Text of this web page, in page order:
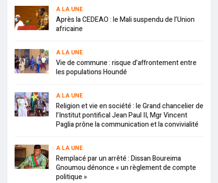
A LA UNE
Après la CEDEAO : le Mali suspendu de l’Union
africaine
A LA UNE
Vie de commune : risque d’affrontement entre
les populations Houndé
A LA UNE
Religion et vie en société : le Grand chancelier de
l’Institut pontifical Jean Paul II, Mgr Vincent
Paglia prône la communication et la convivialité
A LA UNE
Remplacé par un arrêté : Dissan Boureima
Gnoumou dénonce « un règlement de compte
politique »